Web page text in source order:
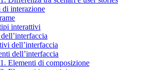
di interazione
interattivi
dell’interfaccia
dell’interfaccia
Elementi di composizione